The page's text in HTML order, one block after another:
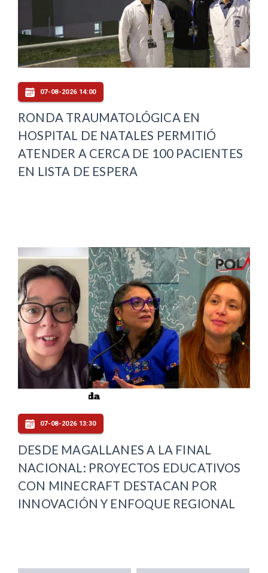
07-08-2026 14:00
RONDA TRAUMATOLÓGICA EN
HOSPITAL DE NATALES PERMITIÓ
ATENDER A CERCA DE 100 PACIENTES
EN LISTA DE ESPERA
07-08-2026 13:30
DESDE MAGALLANES A LA FINAL
NACIONAL: PROYECTOS EDUCATIVOS
CON MINECRAFT DESTACAN POR
INNOVACIÓN Y ENFOQUE REGIONAL